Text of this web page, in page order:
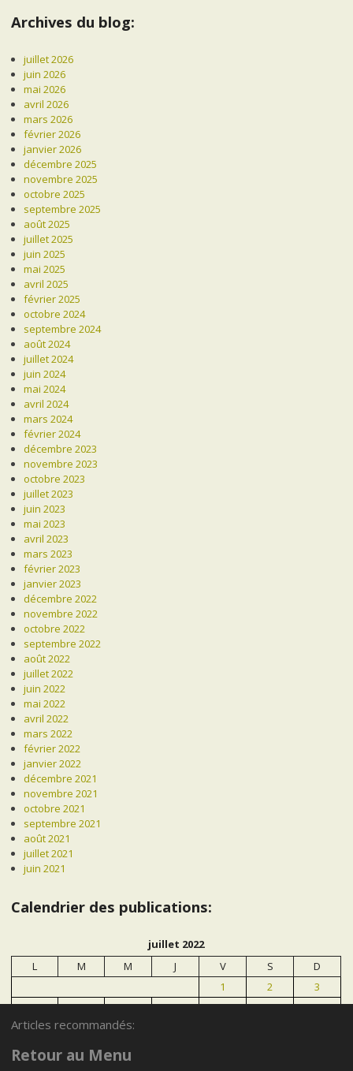
Archives du blog:
juillet 2026
juin 2026
mai 2026
avril 2026
mars 2026
février 2026
janvier 2026
décembre 2025
novembre 2025
octobre 2025
septembre 2025
août 2025
juillet 2025
juin 2025
mai 2025
avril 2025
février 2025
octobre 2024
septembre 2024
août 2024
juillet 2024
juin 2024
mai 2024
avril 2024
mars 2024
février 2024
décembre 2023
novembre 2023
octobre 2023
juillet 2023
juin 2023
mai 2023
avril 2023
mars 2023
février 2023
janvier 2023
décembre 2022
novembre 2022
octobre 2022
septembre 2022
août 2022
juillet 2022
juin 2022
mai 2022
avril 2022
mars 2022
février 2022
janvier 2022
décembre 2021
novembre 2021
octobre 2021
septembre 2021
août 2021
juillet 2021
juin 2021
Calendrier des publications:
juillet 2022
L
M M J V S
D
1
2
3
4
5 6 7 8 9
10
11
12 13
18
Articles recommandés:
Retour au Menu